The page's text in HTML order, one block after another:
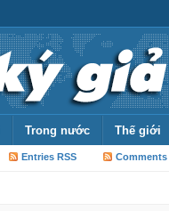
Trong nước Thế giới
Entries RSS Comments